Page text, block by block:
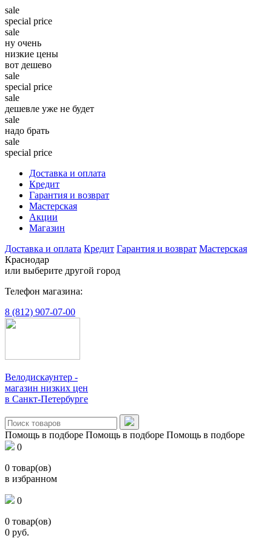
sale
special price
sale
ну очень
низкие цены
вот дешево
sale
special price
sale
дешевле уже не будет
sale
надо брать
sale
special price
Доставка и оплата
Кредит
Гарантия и возврат
Мастерская
Акции
Магазин
Доставка и оплата Кредит Гарантия и возврат Мастерская
Краснодар
или выберите другой город
Телефон магазина:
8 (812) 907-07-00
Велодискаунтер -
магазин низких цен
в Санкт-Петербурге
Помощь в подборе Помощь в подборе Помощь в подборе
0
0 товар(ов)
в избранном
0
0 товар(ов)
0 руб.